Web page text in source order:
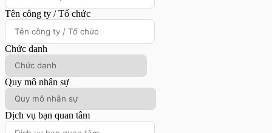
Tên công ty / Tổ chức
Chức danh
Quy mô nhân sự
Dịch vụ bạn quan tâm